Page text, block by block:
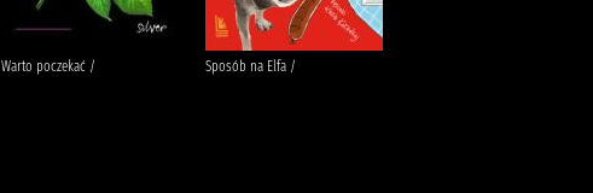
Warto poczekać / Sposób na Elfa /